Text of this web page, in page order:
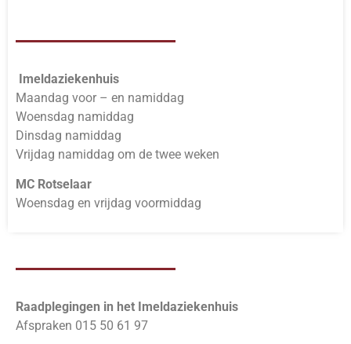
Imeldaziekenhuis
Maandag voor – en namiddag
Woensdag namiddag
Dinsdag namiddag
Vrijdag namiddag om de twee weken
MC Rotselaar
Woensdag en vrijdag voormiddag
Raadplegingen in het Imeldaziekenhuis
Afspraken 015 50 61 97